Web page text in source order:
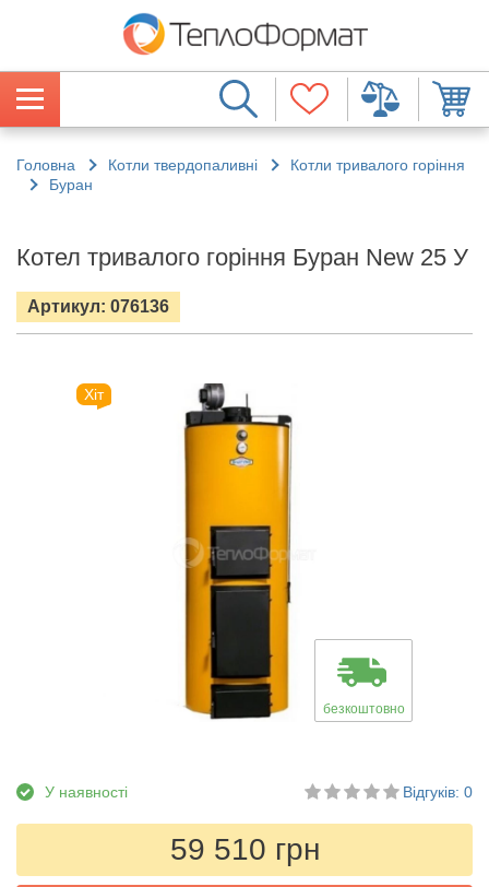
Головна Котли твердопаливні
Котли тривалого горіння
Буран
Котел тривалого горіння Буран New 25 У
Артикул: 076136
Хіт
безкоштовно
У наявності Відгуків: 0
59 510 грн